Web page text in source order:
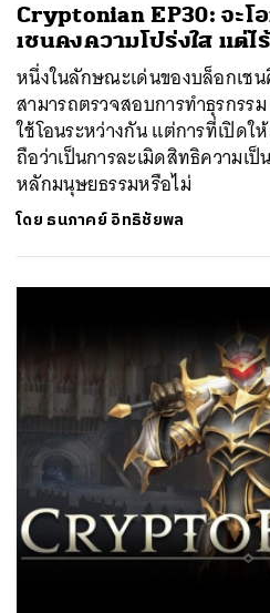
Cryptonian EP30: จะโ
เชนคงความโปร่งใส แต่
หนึ่งในลักษณะเด่นของบล็อกเช
สามารถตรวจสอบการทำธุรกร
ใช้โอนระหว่างกัน แต่การที่เปิดใ
ถือว่าเป็นการละเมิดสิทธิความเ
หลักมนุษยธรรมหรือไม่
โดย ธนภาคย์ อิทธิชัยพล